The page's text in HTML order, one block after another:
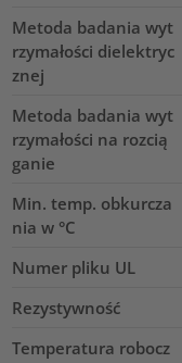
Metoda badania wyt
rzymałości dielektryc
znej
Metoda badania wyt
rzymałości na rozcią
ganie
Min. temp. obkurcza
nia w °C
Numer pliku UL
Rezystywność
Temperatura robocz